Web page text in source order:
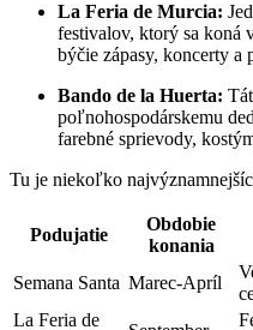
La Feria de Murcia:
festivalov, ktorý sa koná
býčie zápasy, koncerty a
Bando de la Huerta:
poľnohospodárskemu
farebné sprievody,
Tu je niekoľko
Podujatie
Obdobie
konania
Semana Santa Marec-Apríl
La Feria de